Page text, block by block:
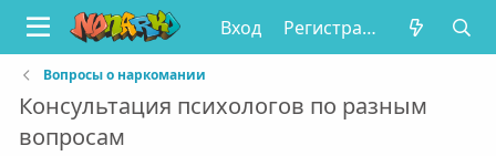
Вход Регистрация
Вопросы о наркомании
Консультация психологов по разным
вопросам